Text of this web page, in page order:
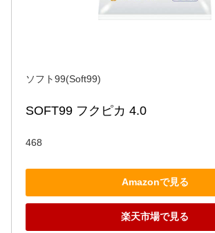
ソフト99(Soft99)
SOFT99 フクピカ 4.0
468
Amazonで見る
楽天市場で見る